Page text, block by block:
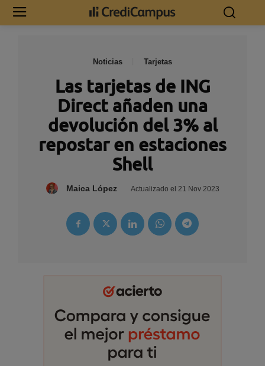
Noticias Tarjetas
Las tarjetas de ING
Direct añaden una
devolución del 3% al
repostar en estaciones
Shell
Maica López Actualizado el 21 Nov 2023